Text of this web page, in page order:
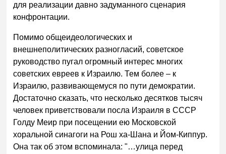
для реализации давно задуманного сценария
конфронтации.
Помимо общеидеологических и
внешнеполитических разногласий, советское
руководство пугал огромный интерес многих
советских евреев к Израилю. Тем более – к
Израилю, развивающемуся по пути демократии.
Достаточно сказать, что несколько десятков тысяч
человек приветствовали посла Израиля в СССР
Голду Меир при посещении ею Московской
хоральной синагоги на Рош ха-Шана и Йом-Киппур.
Она так об этом вспоминала: "…улица перед